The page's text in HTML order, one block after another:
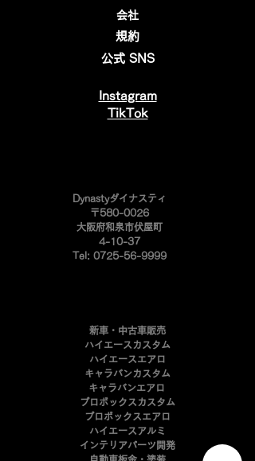
会社
規約
公式 SNS
Instagram
​TikTok
​Dynastyダイナスティ
〒580-0026
大阪府和泉市伏屋町
4-10-37
Tel: 0725-56-9999
新車・中古車販売
ハイエースカスタム
ハイエースエアロ
キャラバンカスタム
キャラバンエアロ
プロボックスカスタム
​プロボックスエアロ
ハイエースアルミ
インテリアパーツ開発